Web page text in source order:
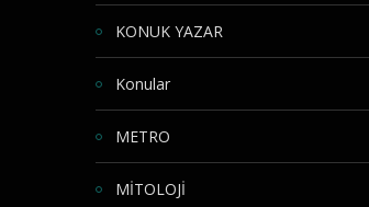
KONUK YAZAR
Konular
METRO
MİTOLOJİ